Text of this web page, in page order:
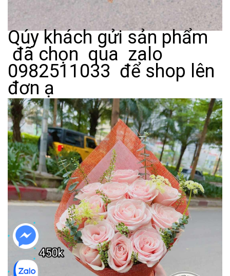
Qúy khách gửi sản phẩm
đã chọn qua zalo
0982511033 để shop lên
đơn ạ